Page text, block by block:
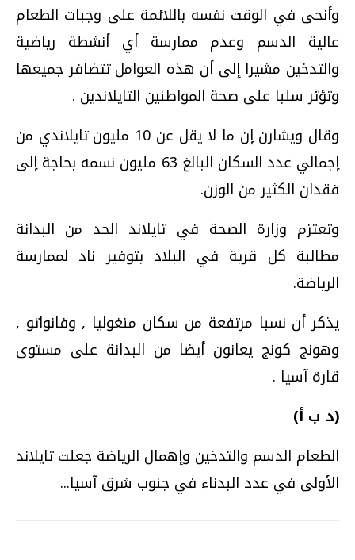
وأنحى في الوقت نفسه باللائمة على وجبات الطعام
عالية الدسم وعدم ممارسة أي أنشطة رياضية
والتدخين مشيرا إلى أن هذه العوامل تتضافر جميعها
وتؤثر سلبا على صحة المواطنين التايلاندين .
وقال ويشارن إن ما لا يقل عن 10 مليون تايلاندي من
إجمالي عدد السكان البالغ 63 مليون نسمه بحاجة إلى
فقدان الكثير من الوزن.
وتعتزم وزارة الصحة في تايلاند الحد من البدانة
مطالبة كل قرية في البلاد بتوفير ناد لممارسة
الرياضة.
يذكر أن نسبا مرتفعة من سكان منغوليا , وفانواتو ,
وهونج كونج يعانون أيضا من البدانة على مستوى
قارة آسيا .
(د ب أ)
الطعام الدسم والتدخين وإهمال الرياضة جعلت تايلاند
الأولى في عدد البدناء في جنوب شرق آسيا...